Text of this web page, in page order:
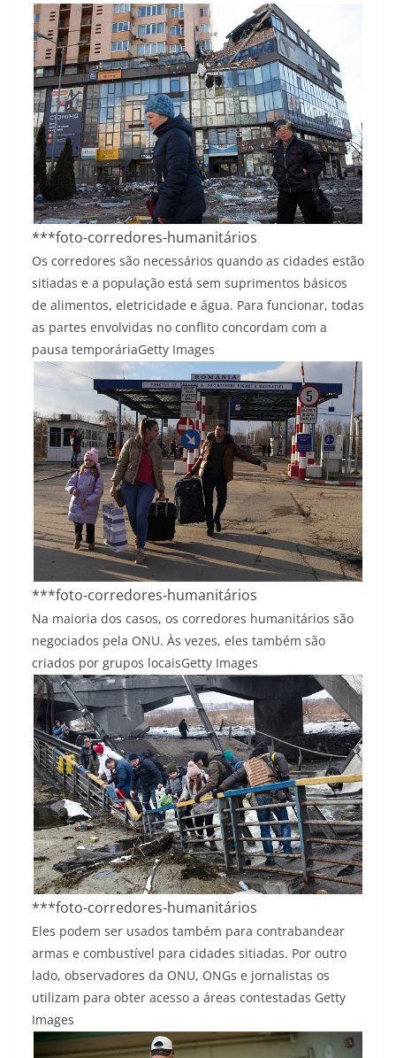
***foto-corredores-humanitários
Os corredores são necessários quando as cidades estão
sitiadas e a população está sem suprimentos básicos
de alimentos, eletricidade e água. Para funcionar, todas
as partes envolvidas no conflito concordam com a
pausa temporáriaGetty Images
***foto-corredores-humanitários
Na maioria dos casos, os corredores humanitários são
negociados pela ONU. Às vezes, eles também são
criados por grupos locaisGetty Images
***foto-corredores-humanitários
Eles podem ser usados também ​​para contrabandear
armas e combustível para cidades sitiadas. Por outro
lado, observadores da ONU, ONGs e jornalistas os
utilizam para obter acesso a áreas contestadas Getty
Images